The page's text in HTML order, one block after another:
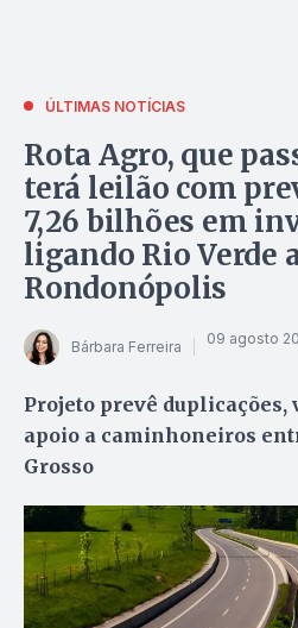
ÚLTIMAS NOTÍCIAS
Rota Agro, que
terá leilão com
7,26 bilhões em
ligando Rio Verde
Rondonópolis
Bárbara Ferreira 09 agosto
Projeto prevê duplicações,
apoio a caminhoneiros
Grosso